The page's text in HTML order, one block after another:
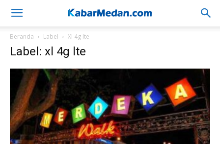
Beranda Label Xl 4g lte
Label: xl 4g lte